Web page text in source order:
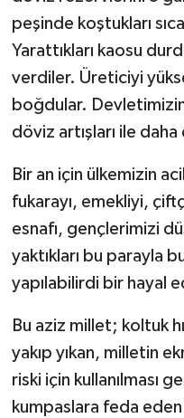
peşinde koştukları
Yarattıkları kaosu
verdiler. Üreticiyi
boğdular.
döviz artışları ile daha
Bir an için ülkemizin
fukarayı, emekliyi,
esnafı, gençlerimizi
yaktıkları bu parayla
yapılabilirdi bir hayal
Bu aziz millet; koltuk
yakıp yıkan, milletin
riski için kullanılması
kumpaslara feda